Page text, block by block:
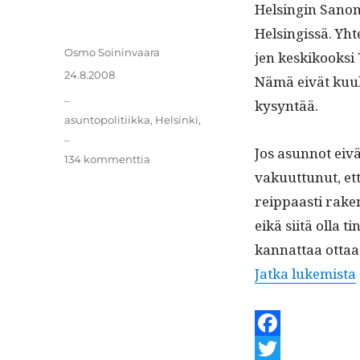
Helsin­gin
Helsingis­sä.
jen
Nämä eivät
kysyntää.
Jos asun­not
vaku­ut­tunut,
reip­paasti
eikä siitä olla
kan­nat­taa
Jat­ka lukemista
F
Kirjoittaja
Osmo Soininvaara
Julkaistu
24.8.2008
Avainsanat
asuntopolitiikka, Helsinki,
134 kommenttia